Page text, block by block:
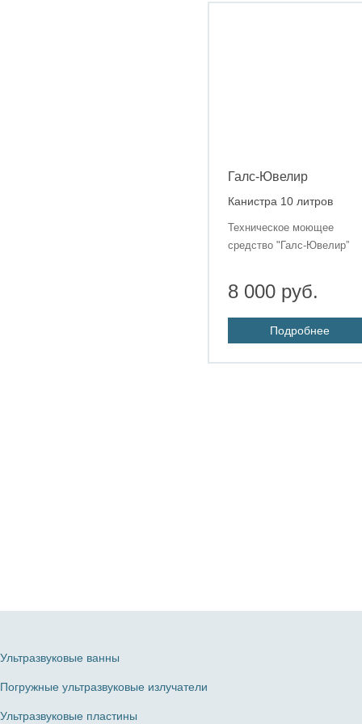
Галс-Ювелир
Канистра 10 литров
Техническое моющее
средство "Галс-Ювелир”
8 000 руб.
Подробнее
Ультразвуковые ванны
Погружные ультразвуковые излучатели
Ультразвуковые пластины